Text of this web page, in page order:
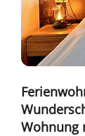
Wohnung